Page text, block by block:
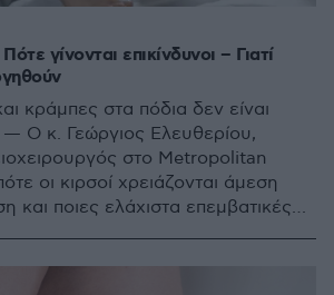
γίνονται επικίνδυνοι – Γιατί
κράμπες στα πόδια δεν είναι
O κ. Γεώργιος Ελευθερίου,
στο Metropolitan
οι κιρσοί χρειάζονται άμεση
και ποιες ελάχιστα επεμβατικές